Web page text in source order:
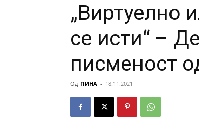
„Виртуелно
се исти“ –
писменост
Од ПИНА - 18.11.2021